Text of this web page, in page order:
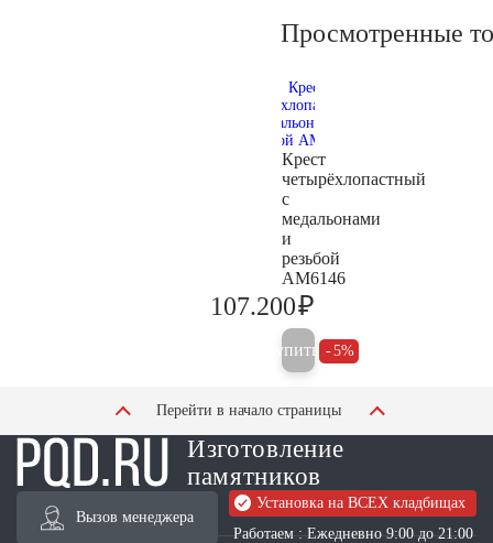
Просмотренные
Крест
четырёхлопастный
с
медальонами
и
резьбой
AM6146
107.200₽
Купить 5%
Перейти в начало страницы
Изготовление
памятников
Вызов менеджера
Установка на ВСЕХ кладбищах
Работаем : Ежедневно 9:00 до 21:00